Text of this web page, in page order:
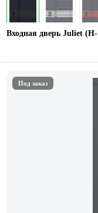
Входная дверь Juliet (Н-
Под заказ